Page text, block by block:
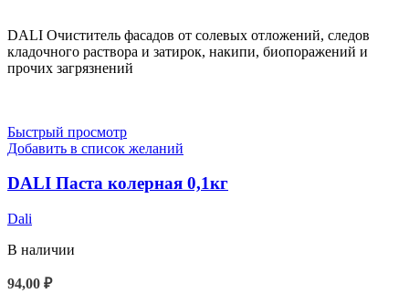
DALI Очиститель фасадов от солевых отложений, следов
кладочного раствора и затирок, накипи, биопоражений и
прочих загрязнений
Быстрый просмотр
Добавить в список желаний
DALI Паста колерная 0,1кг
Dali
В наличии
94,00 ₽